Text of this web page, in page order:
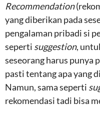
Recommendation
yang diberikan pada
pengalaman pribadi si
seperti suggestion,
seseorang harus punya
pasti tentang apa yang
Namun, sama seperti
rekomendasi tadi bisa